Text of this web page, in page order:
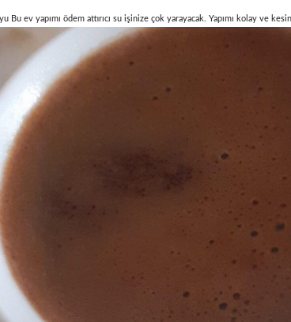
Bu ev yapımı ödem attırıcı su işinize çok yarayacak. Yapımı kolay ve